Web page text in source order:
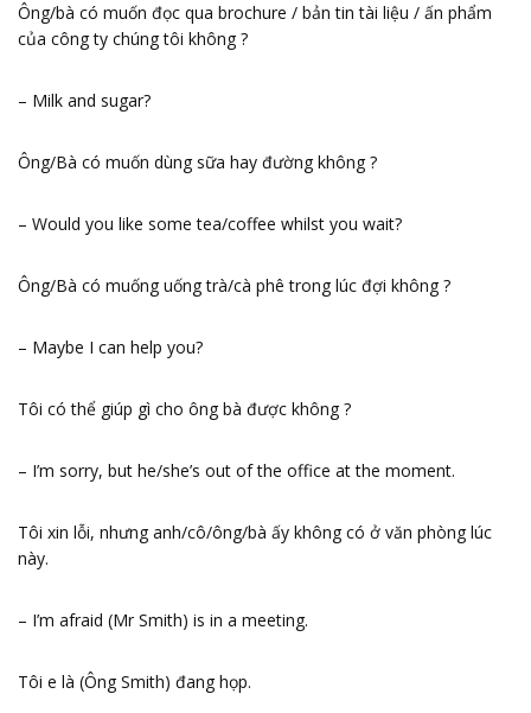
Ông/bà có muốn đọc qua brochure / bản tin tài liệu / ấn phẩm
của công ty chúng tôi không ?
– Milk and sugar?
Ông/Bà có muốn dùng sữa hay đường không ?
– Would you like some tea/coffee whilst you wait?
Ông/Bà có muống uống trà/cà phê trong lúc đợi không ?
– Maybe I can help you?
Tôi có thể giúp gì cho ông bà được không ?
– I’m sorry, but he/she’s out of the office at the moment.
Tôi xin lỗi, nhưng anh/cô/ông/bà ấy không có ở văn phòng lúc
này.
– I’m afraid (Mr Smith) is in a meeting.
Tôi e là (Ông Smith) đang họp.